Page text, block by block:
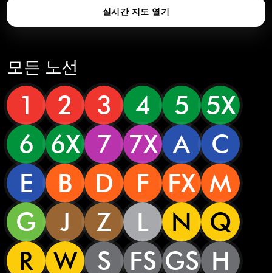
실시간 지도 열기
모든 노선
1 2 3 4 5 5X
6
6X 7 7X A
C
E
B D F FX M
G
J Z L N
Q
R
W S FS GS H